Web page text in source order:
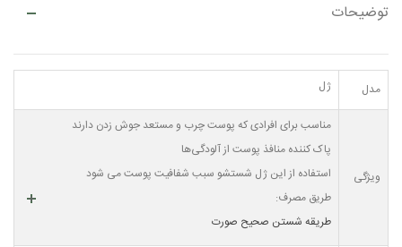
توضیحات
مدل ژل
ویژگی
مناسب برای افرادی که پوست چرب و مستعد جوش زدن دارند
پاک کننده منافذ پوست از آلودگی‌ها
استفاده از این ژل شستشو سبب شفافیت پوست می شود
طریق مصرف:
طریقه شستن صحیح صورت